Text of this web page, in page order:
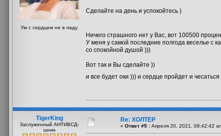
Ум с сердцем не в ладу.
Сделайте на день и успокойтесь )
Ничего страшного нет у Вас, вот 100500
У меня у самой последние полгода веселье с
со спокойной душой )))
Вот так и Вы сделайте ))
и все будет оки ))) и сердце пройдет и
TigerKing
Заслуженный АНТИВСД-
шник
Re: ХОЛТЕР
« Ответ #5 : Апреля 20, 2021, 08:42:42